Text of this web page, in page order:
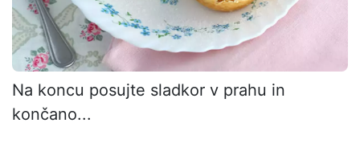
Na koncu posujte sladkor v prahu in
končano...